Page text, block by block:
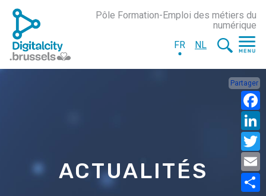
Pôle Formation-Emploi des métiers du
numérique
FR
NL
ACTUALITÉS
Partager